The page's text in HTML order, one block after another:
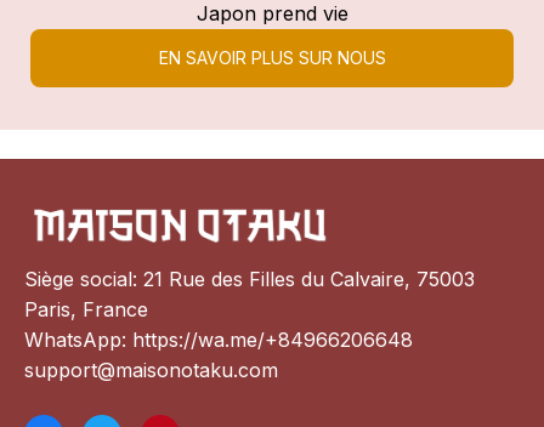
Japon prend vie
EN SAVOIR PLUS SUR NOUS
Siège social: 21 Rue des Filles du Calvaire, 75003
Paris, France
WhatsApp: https://wa.me/+84966206648
support@maisonotaku.com